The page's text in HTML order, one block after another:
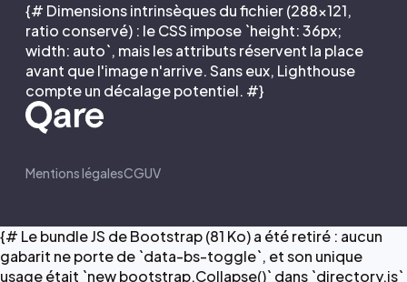
{# Dimensions intrinsèques du fichier (288×121,
ratio conservé) : le CSS impose `height: 36px;
width: auto`, mais les attributs réservent la place
avant que l'image n'arrive. Sans eux, Lighthouse
compte un décalage potentiel. #}
Mentions légalesCGUV
{# Le bundle JS de Bootstrap (81 Ko) a été retiré : aucun
gabarit ne porte de `data-bs-toggle`, et son unique
usage était `new bootstrap.Collapse()` dans `directory.js`